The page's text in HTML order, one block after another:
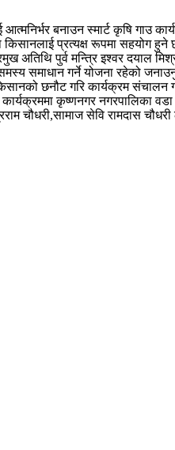
बनाउन स्मार्ट कृषि गाउ
प्रत्यक्ष रूपमा सहयोग
अतिथि पुर्व मन्त्रि इश्वर दयाल
समाधान गर्ने योजना रहेको
छनौट गरि कार्यक्रम संचालन
कृष्णनगर नगरपालिका
चौधरी,सामाज सेवि रामदास